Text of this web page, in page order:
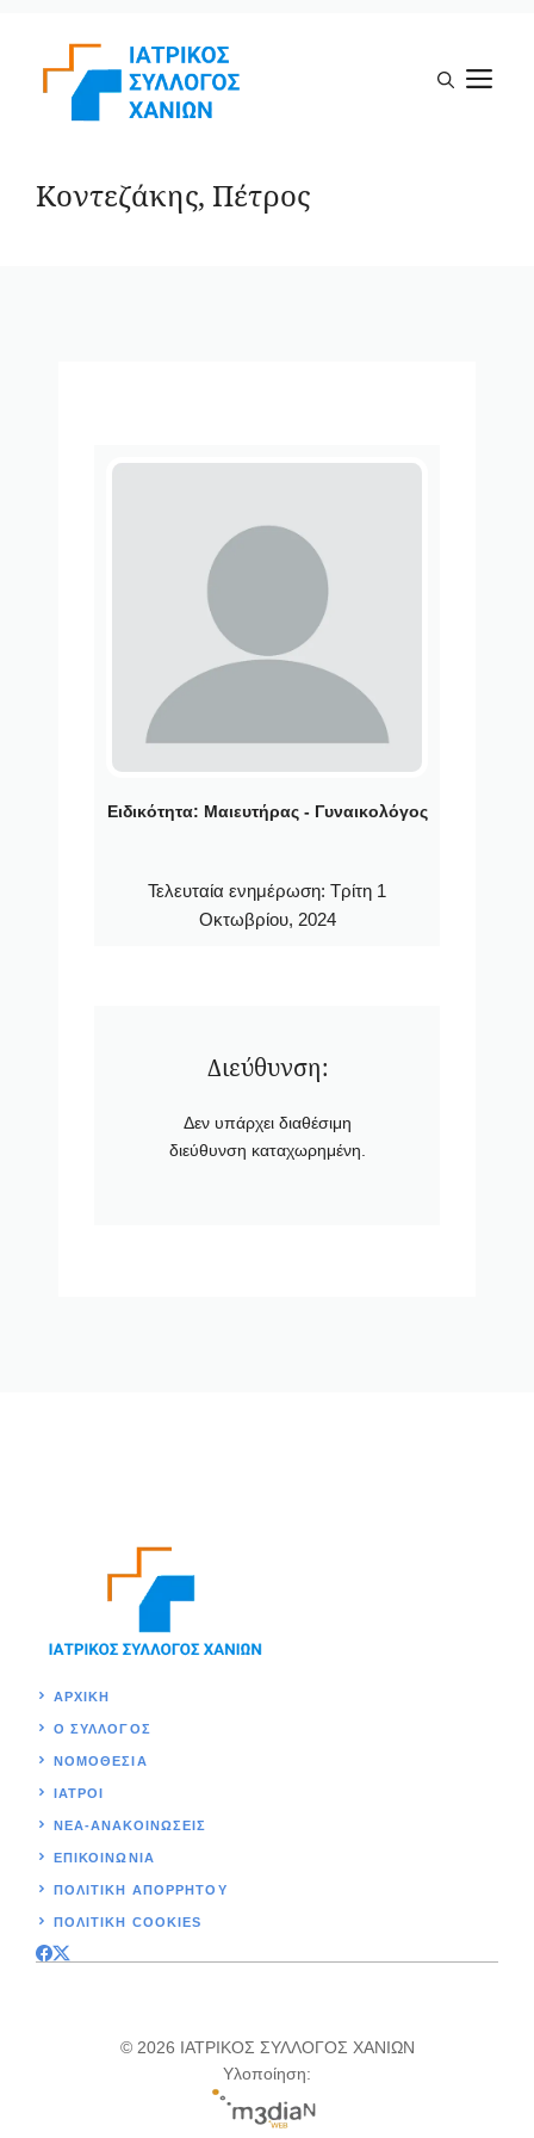
περιεχόμενο
Κοντεζάκης, Πέτρος
Ειδικότητα: Μαιευτήρας - Γυναικολόγος
Τελευταία ενημέρωση: Τρίτη 1
Οκτωβρίου, 2024
Διεύθυνση:
Δεν υπάρχει διαθέσιμη
διεύθυνση καταχωρημένη.
ΑΡΧΙΚΉ
Ο ΣΥΛΛΟΓΟΣ
ΝΟΜΟΘΕΣΊΑ
ΙΑΤΡΟΙ
ΝΕΑ-ΑΝΑΚΟΙΝΩΣΕΙΣ
ΕΠΙΚΟΙΝΩΝΊΑ
ΠΟΛΙΤΙΚΉ ΑΠΟΡΡΗΤΟΥ
ΠΟΛΙΤΙΚΗ COOKIES
© 2026 ΙΑΤΡΙΚΟΣ ΣΥΛΛΟΓΟΣ ΧΑΝΙΩΝ
Υλοποίηση: